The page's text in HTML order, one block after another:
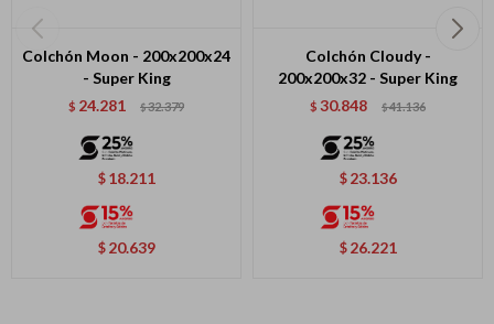
Colchón Moon - 200x200x24
- Super King
$ 24.281 $32.379
$ 18.211
$ 20.639
Colchón Cloudy -
200x200x32 - Super King
$ 30.848 $41.136
$ 23.136
$ 26.221